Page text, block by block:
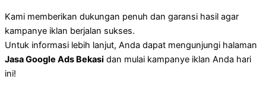
Kami memberikan dukungan penuh dan garansi hasil agar
kampanye iklan berjalan sukses.
Untuk informasi lebih lanjut, Anda dapat mengunjungi halaman
Jasa Google Ads Bekasi dan mulai kampanye iklan Anda hari
ini!